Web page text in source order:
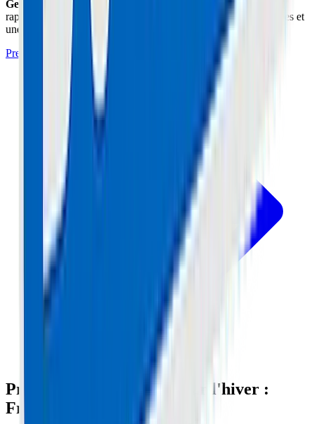
Geek
situé à Cannes (06) prend en charge cette réparation
rapidement avec un diagnostic professionnel, des pièces certifiées et
une garantie de 1 an.
Prendre Rendez-vous à l'Atelier
Préparer sa trottinette pour l'hiver :
Froid, Sel et Batterie